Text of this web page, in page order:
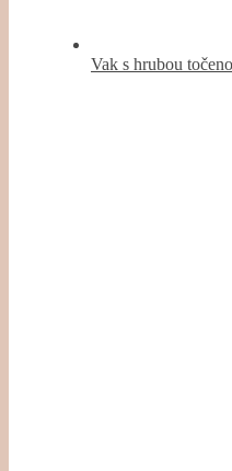
Vak s hrubou